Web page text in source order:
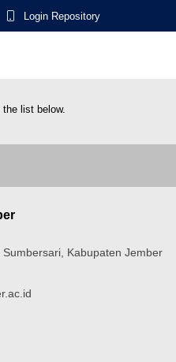
Login Repository
list below.
Kabupaten Jember